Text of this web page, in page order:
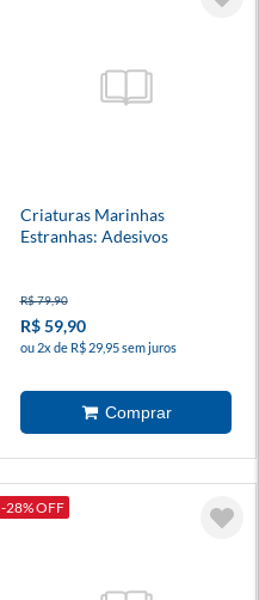
Criaturas Marinhas
Estranhas: Adesivos
R$ 79,90
R$ 59,90
ou 2x de R$ 29,95 sem juros
-28% OFF